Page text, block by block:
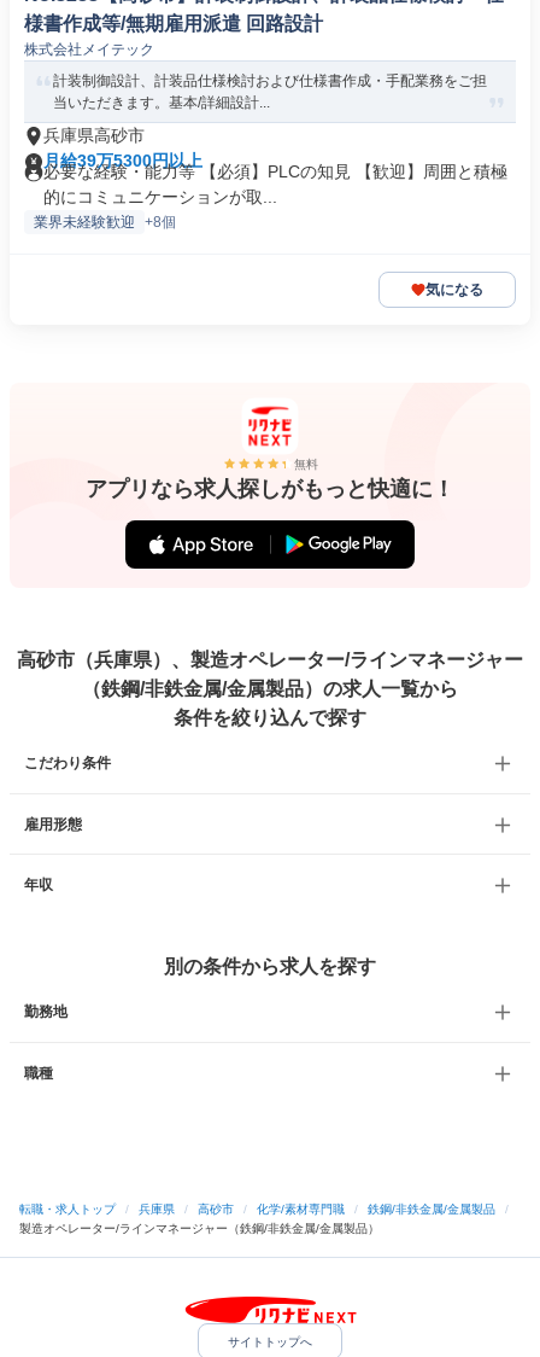
様書作成等/無期雇用派遣 回路設計
株式会社メイテック
計装制御設計、計装品仕様検討および仕様書作成・手配業務をご担
当いただきます。基本/詳細設計...
兵庫県高砂市
月給39万5300円以上
必要な経験・能力等 【必須】PLCの知見 【歓迎】周囲と積極
的にコミュニケーションが取...
業界未経験歓迎 +8個
気になる
無料
アプリなら求人探しがもっと快適に！
高砂市（兵庫県）、製造オペレーター/ラインマネージャー
（鉄鋼/非鉄金属/金属製品）の求人一覧から
条件を絞り込んで探す
こだわり条件
雇用形態
年収
別の条件から求人を探す
勤務地
職種
転職・求人トップ / 兵庫県 / 高砂市 / 化学/素材専門職 / 鉄鋼/非鉄金属/金属製品
/
製造オペレーター/ラインマネージャー（鉄鋼/非鉄金属/金属製品）
サイトトップへ